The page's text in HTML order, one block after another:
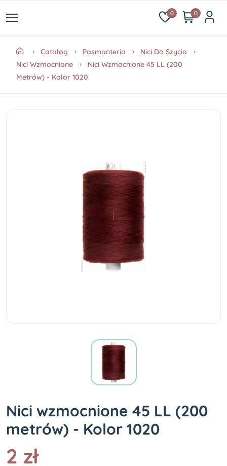
0 0
Catalog Pasmanteria
Nici Do Szycia
Nici Wzmocnione
Nici Wzmocnione 45 LL (200
Metrów) - Kolor 1020
Nici wzmocnione 45 LL (200
metrów) - Kolor 1020
2 zł